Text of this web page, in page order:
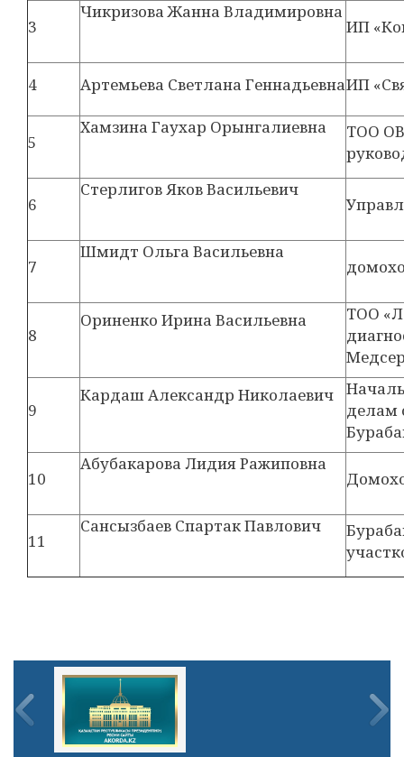
3
Чикризова Жанна Владимировна
ИП
4 Артемьева Светлана ГеннадьевнаИП
5
Хамзина Гаухар Орынгалиевна
ТОО
6
Стерлигов Яков Васильевич
7
Шмидт Ольга Васильевна
8
Ориненко Ирина Васильевна
ТОО
9
Кардаш Александр Николаевич
делам
10
Абубакарова Лидия Ражиповна
11
Сансызбаев Спартак Павлович